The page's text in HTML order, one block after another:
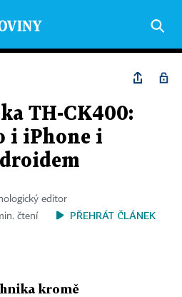
TH-CK400:
i iPhone i
editor
čtení
PŘEHRÁT ČLÁNEK
kromě